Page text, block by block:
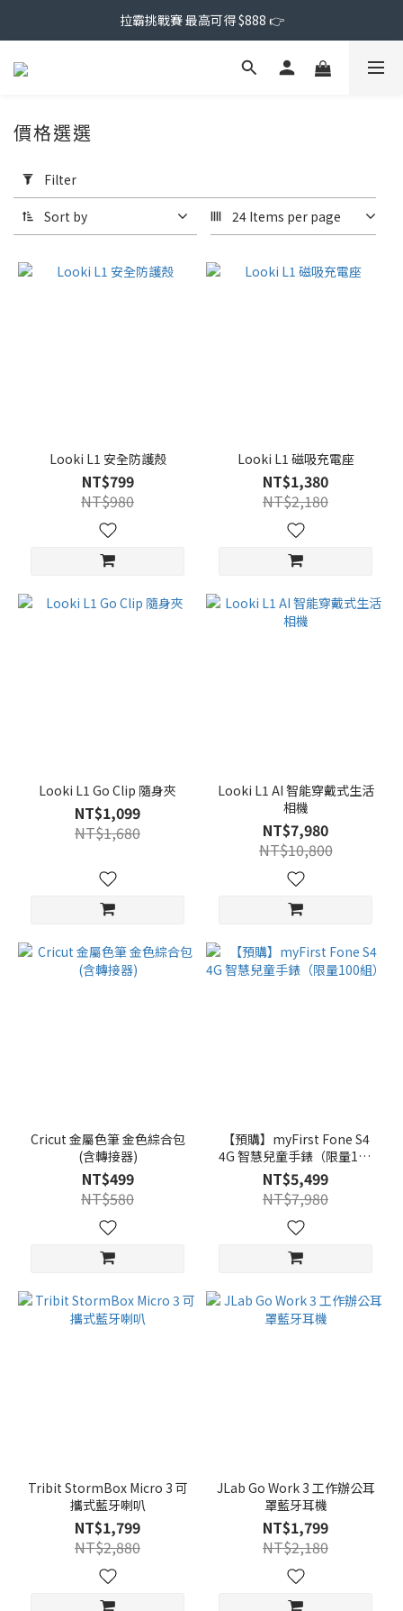
拉霸挑戰賽 最高可得 $888 👉
Filter
(0/20)
Range
價格選選
Filter
Sort by 24 Items per page
Looki L1 安全防護殼
NT$799
NT$980
Looki L1 磁吸充電座
NT$1,380
NT$2,180
Looki L1 Go Clip 隨身夾
NT$1,099
NT$1,680
Looki L1 AI 智能穿戴式生活
相機
NT$7,980
NT$10,800
Cricut 金屬色筆 金色綜合包
(含轉接器)
NT$499
NT$580
【預購】myFirst Fone S4
4G 智慧兒童手錶（限量100
組）
NT$5,499
NT$7,980
Tribit StormBox Micro 3 可
攜式藍牙喇叭
NT$1,799
NT$2,880
JLab Go Work 3 工作辦公耳
罩藍牙耳機
NT$1,799
NT$2,180